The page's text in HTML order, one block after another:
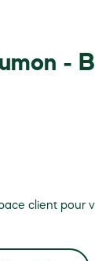
-
client pour